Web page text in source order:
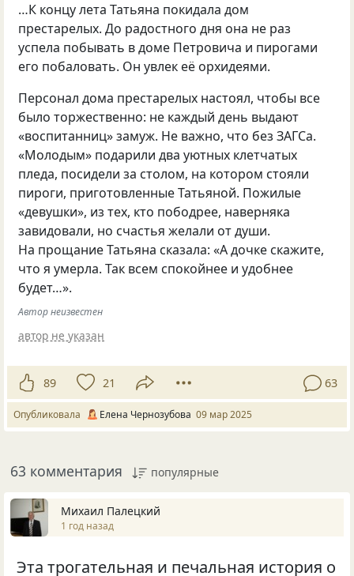
…К концу лета Татьяна покидала дом
престарелых. До радостного дня она не раз
успела побывать в доме Петровича и пирогами
его побаловать. Он увлек её орхидеями.
Персонал дома престарелых настоял, чтобы все
было торжественно: не каждый день выдают
«воспитанниц» замуж. Не важно, что без ЗАГСа.
«Молодым» подарили два уютных клетчатых
пледа, посидели за столом, на котором стояли
пироги, приготовленные Татьяной. Пожилые
«девушки», из тех, кто пободрее, наверняка
завидовали, но счастья желали от души.
На прощание Татьяна сказала: «А дочке скажите,
что я умерла. Так всем спокойнее и удобнее
будет…».
Автор неизвестен
автор не указан
89 21 63
Опубликовала Елена Чернозубова 09 мар 2025
63 комментария популярные
Михаил Палецкий
1 год назад
Эта трогательная и печальная история о